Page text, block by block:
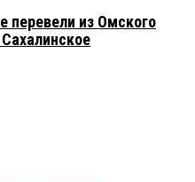
из Омского